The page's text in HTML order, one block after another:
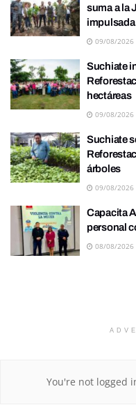
suma a la
09/08/2026
Suchiate
hectáreas
09/08/2026
Suchiate
árboles
09/08/2026
Capacita
personal
08/08/2026
You're not logged